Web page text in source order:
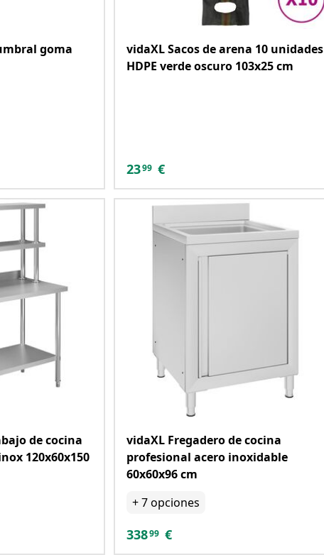
goma
vidaXL Sacos de arena 10 unidades
HDPE verde oscuro 103x25 cm
2399 €
de cocina
120x60x150
vidaXL Fregadero de cocina
profesional acero inoxidable
60x60x96 cm
+7opciones
33899 €